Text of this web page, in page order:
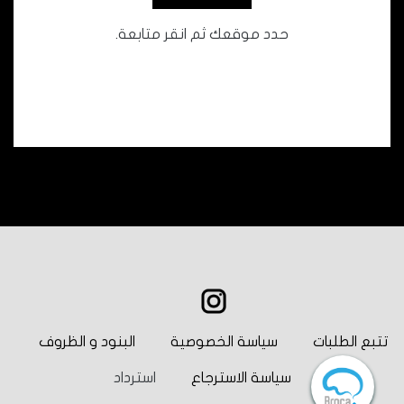
حدد موقعك ثم انقر متابعة.
تتبع الطلبات سياسة الخصوصية البنود و الظروف
سياسة الاسترجاع استرداد